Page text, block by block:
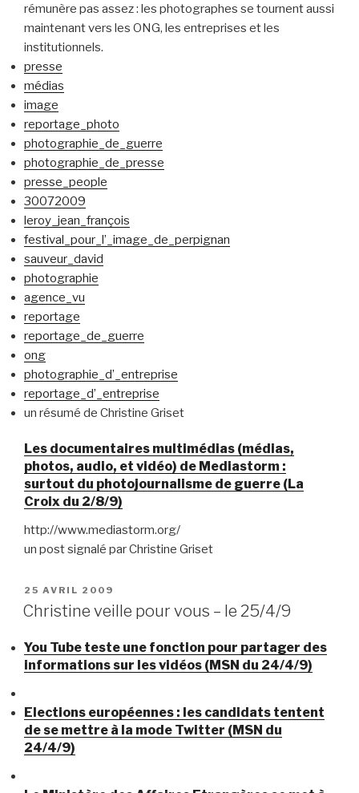
rémunère pas assez : les photographes se tournent aussi
maintenant vers les ONG, les entreprises et les
institutionnels.
presse
médias
image
reportage_photo
photographie_de_guerre
photographie_de_presse
presse_people
30072009
leroy_jean_françois
festival_pour_l’_image_de_perpignan
sauveur_david
photographie
agence_vu
reportage
reportage_de_guerre
ong
photographie_d’_entreprise
reportage_d’_entreprise
un résumé de Christine Griset
Les documentaires multimédias (médias,
photos, audio, et vidéo) de Mediastorm :
surtout du photojournalisme de guerre (La
Croix du 2/8/9)
http://www.mediastorm.org/
un post signalé par Christine Griset
PUBLIÉ
LE
25 AVRIL 2009
Christine veille pour vous – le 25/4/9
You Tube teste une fonction pour partager des
informations sur les vidéos (MSN du 24/4/9)
Elections européennes : les candidats tentent
de se mettre à la mode Twitter (MSN du
24/4/9)